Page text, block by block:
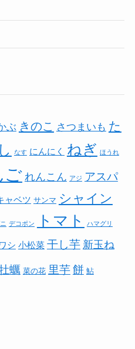
ぶ きのこ さつまいも た
なす にんにく ねぎ ほうれ
ご れんこん アジ アスパ
ャベツ サンマ シャイン
デコポン トマト ハマグリ
シ 小松菜 干し芋 新玉ね
蠣 菜の花 里芋餅 鮎